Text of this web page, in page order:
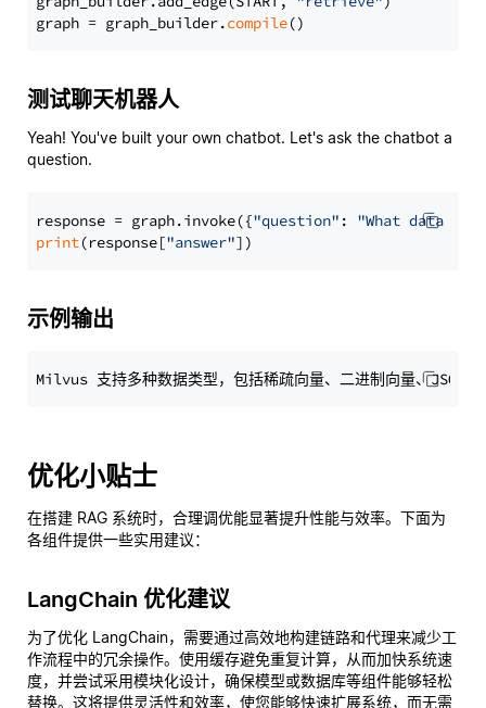
graph = graph_builder.compile
测试聊天机器人
Yeah! You've built your own chatbot. Let's ask the chatbot a
question.
response = graph.invoke({"question" : "What data
print(response["answer"
示例输出
优化小贴士
在搭建 RAG 系统时，合理调优能显著提升性能与效率。下面为
各组件提供一些实用建议：
LangChain 优化建议
为了优化 LangChain，需要通过高效地构建链路和代理来减少工
作流程中的冗余操作。使用缓存避免重复计算，从而加快系统速
度，并尝试采用模块化设计，确保模型或数据库等组件能够轻松
替换。这将提供灵活性和效率，使您能够快速扩展系统，而无需